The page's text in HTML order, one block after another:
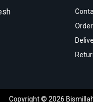
Copyright © 2026